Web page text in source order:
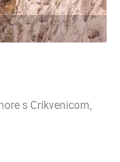
s Crikvenicom,